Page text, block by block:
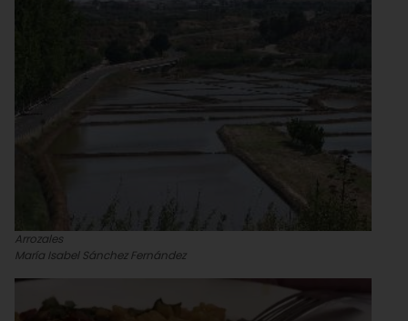
Arrozales
María Isabel Sánchez Fernández